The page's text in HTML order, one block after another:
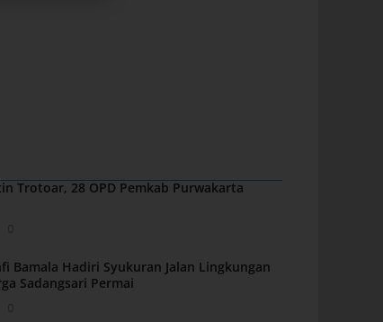
Trotoar, 28 OPD Pemkab Purwakarta
Bamala Hadiri Syukuran Jalan Lingkungan
Sadangsari Permai